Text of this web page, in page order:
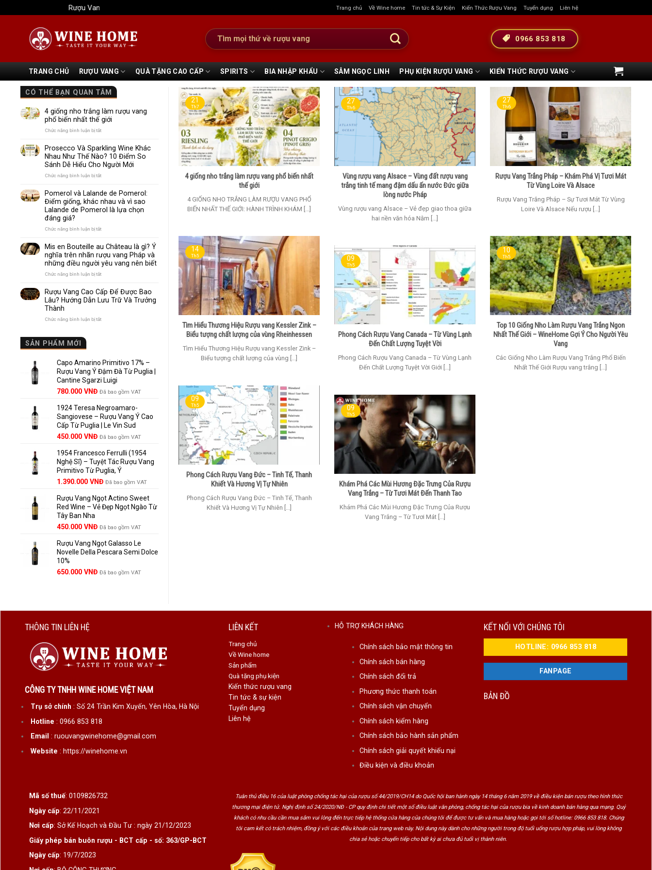
qua
Rượu Vang Wine Home Trang chủ Về Wine home Tin tức & Sự Kiện Kiến Thức Rượu Vang Tuyển dụng Liên hệ
Tìm
kiếm:
0966 853 818
TRANG CHỦ RƯỢU VANG QUÀ TẶNG CAO CẤP SPIRITS BIA NHẬP KHẨU SÂM NGỌC LINH PHỤ KIỆN RƯỢU VANG KIẾN THỨC RƯỢU VANG
CÓ THỂ BẠN QUAN TÂM
4 giống nho trắng làm rượu vang
phổ biến nhất thế giới
Chức năng bình luận bị tắtở
giống
nho
trắng
làm
biến
nhất
thế
Prosecco Và Sparkling Wine Khác
Nhau Như Thế Nào? 10 Điểm So
Sánh Dễ Hiểu Cho Người Mới
Chức năng bình luận bị tắtở
Và
Sparkling
Wine
Khác
10
Điểm
So
Dễ
Cho
Người
Pomerol và Lalande de Pomerol:
Điểm giống, khác nhau và vì sao
Lalande de Pomerol là lựa chọn
đáng giá?
Chức năng bình luận bị tắtở
Lalande
de
Pomerol:
nhau
và
chọn
đáng
giá?
Mis en Bouteille au Château là gì? Ý
nghĩa trên nhãn rượu vang Pháp và
những điều người yêu vang nên biết
Chức năng bình luận bị tắtở
en
Bouteille
au
rượu
vang
Pháp
và
những
yêu
vang
nên
Rượu Vang Cao Cấp Để Được Bao
Lâu? Hướng Dẫn Lưu Trữ Và Trưởng
Thành
Chức năng bình luận bị tắtở
Được
Bao
Lâu?
Hướng
Dẫn
Trữ
Và
Trưởng
Thành
SẢN PHẨM MỚI
Capo Amarino Primitivo 17% –
Rượu Vang Ý Đậm Đà Từ Puglia |
Cantine Sgarzi Luigi
Giá
là:
858.000 VNĐ.
780.000 VNĐGiá
tại
là:
780.000 VNĐ.
Đã bao gồm VAT
1924 Teresa Negroamaro-
Sangiovese – Rượu Vang Ý Cao
Cấp Từ Puglia | Le Vin Sud
Giá
là:
495.000 VNĐ.
450.000 VNĐGiá
tại
là:
450.000 VNĐ.
Đã bao gồm VAT
1954 Francesco Ferrulli (1954
Nghệ Sĩ) – Tuyệt Tác Rượu Vang
Primitivo Từ Puglia, Ý
Giá
là:
1.529.000 VNĐ.
1.390.000 VNĐGiá
tại
là:
Đã bao gồm VAT
Rượu Vang Ngọt Actino Sweet
Red Wine – Vẻ Đẹp Ngọt Ngào Từ
Tây Ban Nha
450.000 VNĐ Đã bao gồm VAT
Rượu Vang Ngọt Galasso Le
Novelle Della Pescara Semi Dolce
10%
650.000 VNĐ Đã bao gồm VAT
4 giống nho trắng làm rượu vang phổ biến nhất
thế giới
4 GIỐNG NHO TRẮNG LÀM RƯỢU VANG PHỔ
BIẾN NHẤT THẾ GIỚI: HÀNH TRÌNH KHÁM [...]
21
Th7
Vùng rượu vang Alsace – Vùng đất rượu vang
trắng tinh tế mang đậm dấu ấn nước Đức giữa
lòng nước Pháp
Vùng rượu vang Alsace – Vẻ đẹp giao thoa giữa
hai nền văn hóa Nằm [...]
27
Th6
Rượu Vang Trắng Pháp – Khám Phá Vị Tươi Mát
Từ Vùng Loire Và Alsace
Rượu Vang Trắng Pháp – Sự Tươi Mát Từ Vùng
Loire Và Alsace Nếu rượu [...]
27
Th6
Tìm Hiểu Thương Hiệu Rượu vang Kessler Zink –
Biểu tượng chất lượng của vùng Rheinhessen
Tìm Hiểu Thương Hiệu Rượu vang Kessler Zink –
Biểu tượng chất lượng của vùng [...]
14
Th5
Top 10 Giống Nho Làm Rượu Vang Trắng Ngon
Nhất Thế Giới – WineHome Gợi Ý Cho Người Yêu
Vang
Các Giống Nho Làm Rượu Vang Trắng Phổ Biến
Nhất Thế Giới Rượu vang trắng [...]
10
Th5
Phong Cách Rượu Vang Canada – Từ Vùng Lạnh
Đến Chất Lượng Tuyệt Vời
Phong Cách Rượu Vang Canada – Từ Vùng Lạnh
Đến Chất Lượng Tuyệt Vời Giới [...]
09
Th5
Phong Cách Rượu Vang Đức – Tinh Tế, Thanh
Khiết Và Hương Vị Tự Nhiên
Phong Cách Rượu Vang Đức – Tinh Tế, Thanh
Khiết Và Hương Vị Tự Nhiên [...]
09
Th5
Khám Phá Các Mùi Hương Đặc Trưng Của Rượu
Vang Trắng – Từ Tươi Mát Đến Thanh Tao
Khám Phá Các Mùi Hương Đặc Trưng Của Rượu
Vang Trắng – Từ Tươi Mát [...]
09
Th5
THÔNG TIN LIÊN HỆ
CÔNG TY TNHH WINE HOME VIỆT NAM
Trụ sở chính : Số 24 Trần Kim Xuyến, Yên Hòa, Hà Nội
Hotline : 0966 853 818
Email : ruouvangwinehome@gmail.com
Website : https://winehome.vn
LIÊN KẾT
Trang chủ
Về Wine home
Sản phẩm
Quà tặng phụ kiện
Kiến thức rượu vang
Tin tức & sự kiện
Tuyển dụng
Liên hệ
HỖ TRỢ KHÁCH HÀNG
Chính sách bảo mật thông tin
Chính sách bán hàng
Chính sách đổi trả
Phương thức thanh toán
Chính sách vận chuyển
Chính sách kiểm hàng
Chính sách bảo hành sản phẩm
Chính sách giải quyết khiếu nại
Điều kiện và điều khoản
KẾT NỐI VỚI CHÚNG TÔI
HOTLINE: 0966 853 818
FANPAGE
BẢN ĐỒ
Mã số thuế: 0109826732
Ngày cấp: 22/11/2021
Nơi cấp: Sở Kế Hoạch và Đầu Tư : ngày 21/12/2023
Giấy phép bán buôn rượu - BCT cấp - số: 363/GP-BCT
Ngày cấp: 19/7/2023
Tuân thủ điều 16 của luật phòng chống tác hại của rượu số 44/2019/CH14 do Quốc hội ban hành ngày 14 tháng 6 năm 2019 về điều kiện bán rượu theo hình thức
thương mại điện tử. Nghị định số 24/2020/NĐ - CP quy định chi tiết một số điều luật văn phòng, chống tác hại của rượu bia về kinh doanh bán hàng qua mạng. Quý
khách có nhu cầu cần mua sắm vui lòng đến trực tiếp hệ thống cửa hàng của chúng tôi để được tư vấn và mua hàng hoặc gọi tới số hotline: 0966 853 818. Chúng
tôi cam kết có trách nhiệm, đồng ý với các điều khoản của trang web này. Nội dung này dành cho những người trong độ tuổi uống rượu hợp pháp, vui lòng không
chia sẻ hoặc chuyển tiếp cho bất kỳ ai chưa đủ tuổi vị thành niên.